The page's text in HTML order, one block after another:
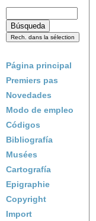
Página principal
Premiers pas
Novedades
Modo de empleo
Códigos
Bibliografía
Musées
Cartografía
Epigraphie
Copyright
Import